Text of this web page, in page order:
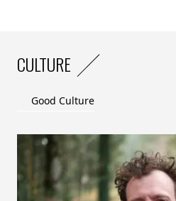
CULTURE
Good Culture